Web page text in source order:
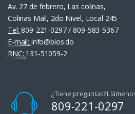
Av. 27 de febrero, Las colinas,
Colinas Mall, 2do Nivel, Local 245
Tel:809-221-0297 / 809-583-5367
E-mail: info@bios.do
RNC: 131-51059-2
¿Tiene preguntas?
809-221-0297